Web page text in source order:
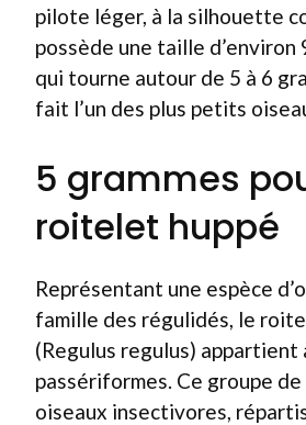
pilote léger, à la silhouette
possède une taille d’environ
qui tourne autour de 5 à 6
fait l’un des plus petits
5 grammes
roitelet huppé
Représentant une espèce
famille des régulidés, le
(Regulus regulus) appartient
passériformes. Ce groupe de
oiseaux insectivores,